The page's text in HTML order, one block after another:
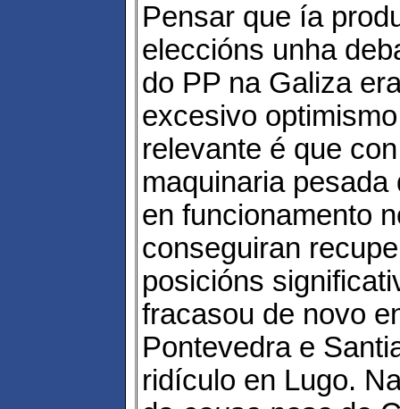
Pensar que ía
eleccións unha
do PP na Galiza
excesivo
relevante é que
maquinaria pesada
en funcionamento
conseguiran
posicións
fracasou de novo
Pontevedra e
ridículo en Lugo.